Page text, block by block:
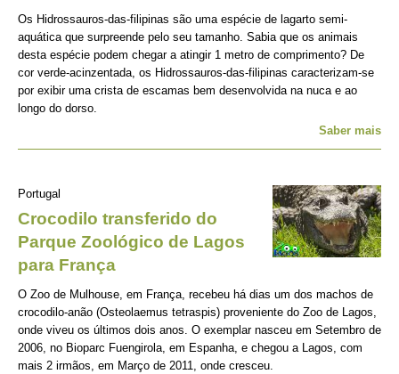
Os Hidrossauros-das-filipinas são uma espécie de lagarto semi-
aquática que surpreende pelo seu tamanho. Sabia que os animais
desta espécie podem chegar a atingir 1 metro de comprimento? De
cor verde-acinzentada, os Hidrossauros-das-filipinas caracterizam-se
por exibir uma crista de escamas bem desenvolvida na nuca e ao
longo do dorso.
Saber mais
Portugal
Crocodilo transferido do
Parque Zoológico de Lagos
para França
O Zoo de Mulhouse, em França, recebeu há dias um dos machos de
crocodilo-anão (Osteolaemus tetraspis) proveniente do Zoo de Lagos,
onde viveu os últimos dois anos. O exemplar nasceu em Setembro de
2006, no Bioparc Fuengirola, em Espanha, e chegou a Lagos, com
mais 2 irmãos, em Março de 2011, onde cresceu.